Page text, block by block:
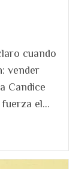
cuando
vender
Candice
fuerza el…